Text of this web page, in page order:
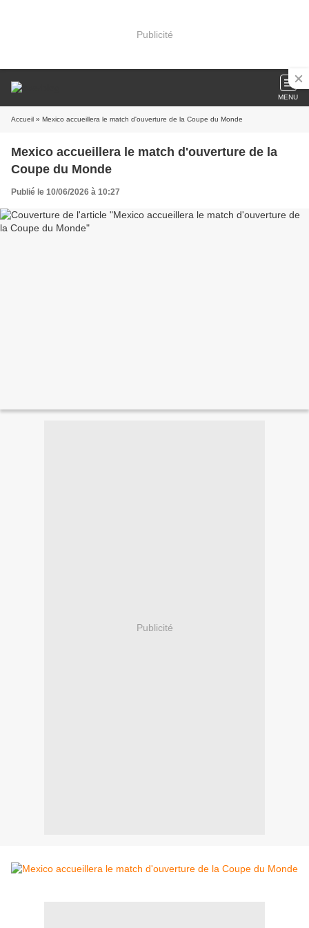
Publicité
MENU
Accueil » Mexico accueillera le match d'ouverture de la Coupe du Monde
Mexico accueillera le match d'ouverture de la
Coupe du Monde
Publié le 10/06/2026 à 10:27
Publicité